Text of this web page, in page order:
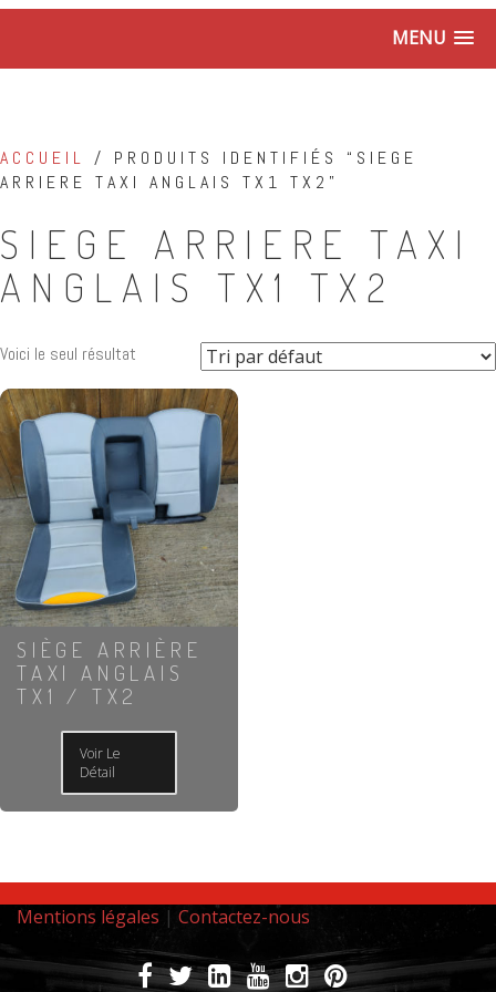
MENU
ACCUEIL / PRODUITS IDENTIFIÉS “SIEGE
ARRIERE TAXI ANGLAIS TX1 TX2”
SIEGE ARRIERE TAXI
ANGLAIS TX1 TX2
Voici le seul résultat
SIÈGE ARRIÈRE
TAXI ANGLAIS
TX1 / TX2
Voir Le
Détail
Mentions légales | Contactez-nous